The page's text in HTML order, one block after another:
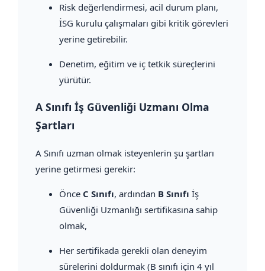
Risk değerlendirmesi, acil durum planı,
İSG kurulu çalışmaları gibi kritik görevleri
yerine getirebilir.
Denetim, eğitim ve iç tetkik süreçlerini
yürütür.
A Sınıfı İş Güvenliği Uzmanı Olma
Şartları
A Sınıfı uzman olmak isteyenlerin şu şartları
yerine getirmesi gerekir:
Önce C Sınıfı, ardından B Sınıfı İş
Güvenliği Uzmanlığı sertifikasına sahip
olmak,
Her sertifikada gerekli olan deneyim
sürelerini doldurmak (B sınıfı için 4 yıl